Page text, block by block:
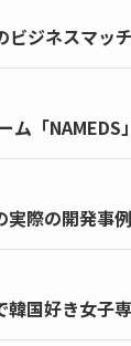
ジネスマッ
「NAMEDS
際の開発事
国好き女子